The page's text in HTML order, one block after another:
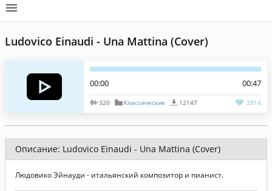
Ludovico Einaudi - Una Mattina (Cover)
00:00 00:47
320 Классические 12147 2814
Описание: Ludovico Einaudi - Una Mattina (Cover)
Людовико Эйнауди - итальянский композитор и пианист.